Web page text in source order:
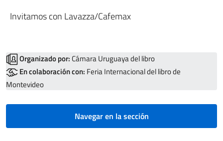
Invitamos con Lavazza/Cafemax
Organizado por: Cámara Uruguaya del libro
En colaboración con: Feria Internacional del libro de
Montevideo
Navegar en la sección